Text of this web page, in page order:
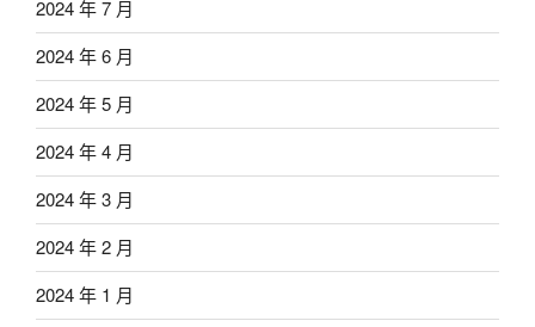
2024 年 7 月
2024 年 6 月
2024 年 5 月
2024 年 4 月
2024 年 3 月
2024 年 2 月
2024 年 1 月